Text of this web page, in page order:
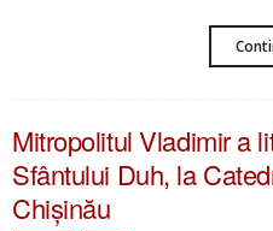
Mitropolitul Vladimir a
Sfântului Duh, la
Chișinău